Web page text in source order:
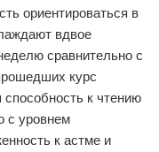
ориентироваться в
вдвое
сравнительно с
курс
к чтению
с уровнем
к астме и